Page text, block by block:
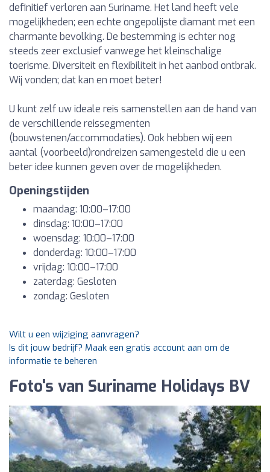
definitief verloren aan Suriname. Het land heeft vele
mogelijkheden; een echte ongepolijste diamant met een
charmante bevolking. De bestemming is echter nog
steeds zeer exclusief vanwege het kleinschalige
toerisme. Diversiteit en flexibiliteit in het aanbod ontbrak.
Wij vonden; dat kan en moet beter!
U kunt zelf uw ideale reis samenstellen aan de hand van
de verschillende reissegmenten
(bouwstenen/accommodaties). Ook hebben wij een
aantal (voorbeeld)rondreizen samengesteld die u een
beter idee kunnen geven over de mogelijkheden.
Openingstijden
maandag: 10:00–17:00
dinsdag: 10:00–17:00
woensdag: 10:00–17:00
donderdag: 10:00–17:00
vrijdag: 10:00–17:00
zaterdag: Gesloten
zondag: Gesloten
Wilt u een wijziging aanvragen?
Is dit jouw bedrijf? Maak een gratis account aan om de
informatie te beheren
Foto's van Suriname Holidays BV